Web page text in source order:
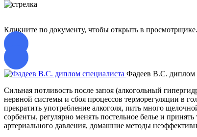
Кликните по документу, чтобы открыть в просмотрщике.
Фадеев В.С. диплом
Сильная потливость после запоя (алкогольный
нервной системы и сбоя процессов терморегуляции в
прекратить употребление алкоголя, пить много
сорбенты, регулярно менять постельное белье и
артериального давления, домашние методы